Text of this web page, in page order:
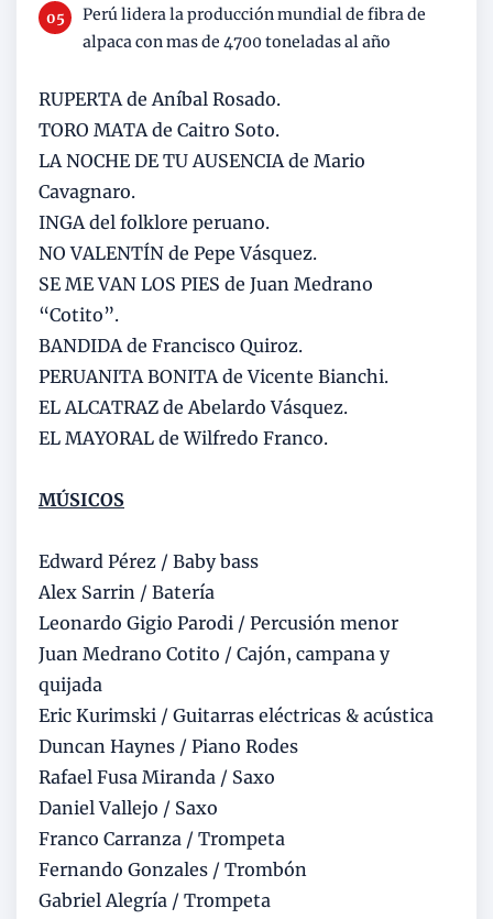
Perú lidera la producción mundial de fibra de
alpaca con mas de 4700 toneladas al año
RUPERTA de Aníbal Rosado.
TORO MATA de Caitro Soto.
LA NOCHE DE TU AUSENCIA de Mario
Cavagnaro.
INGA del folklore peruano.
NO VALENTÍN de Pepe Vásquez.
SE ME VAN LOS PIES de Juan Medrano
“Cotito”.
BANDIDA de Francisco Quiroz.
PERUANITA BONITA de Vicente Bianchi.
EL ALCATRAZ de Abelardo Vásquez.
EL MAYORAL de Wilfredo Franco.
MÚSICOS
Edward Pérez / Baby bass
Alex Sarrin / Batería
Leonardo Gigio Parodi / Percusión menor
Juan Medrano Cotito / Cajón, campana y
quijada
Eric Kurimski / Guitarras eléctricas & acústica
Duncan Haynes / Piano Rodes
Rafael Fusa Miranda / Saxo
Daniel Vallejo / Saxo
Franco Carranza / Trompeta
Fernando Gonzales / Trombón
Gabriel Alegría / Trompeta